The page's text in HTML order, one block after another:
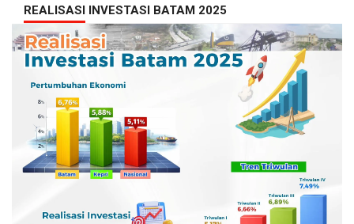
REALISASI INVESTASI BATAM 2025